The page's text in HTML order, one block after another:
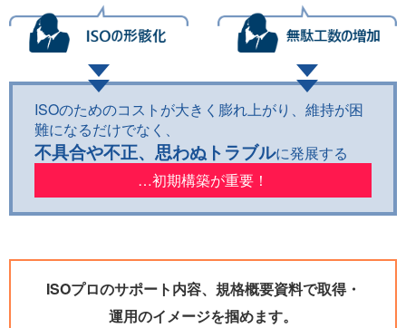
ISOのためのコストが大きく膨れ上がり、維持が困
難になるだけでなく、
不具合や不正、思わぬトラブルに発展する
ISOプロのサポート内容、規格概要資料で取得・
運用のイメージを掴めます。